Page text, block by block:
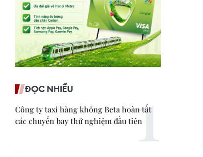
ĐỌC NHIỀU
Công ty taxi hàng không Beta hoàn tất
các chuyến bay thử nghiệm đầu tiên